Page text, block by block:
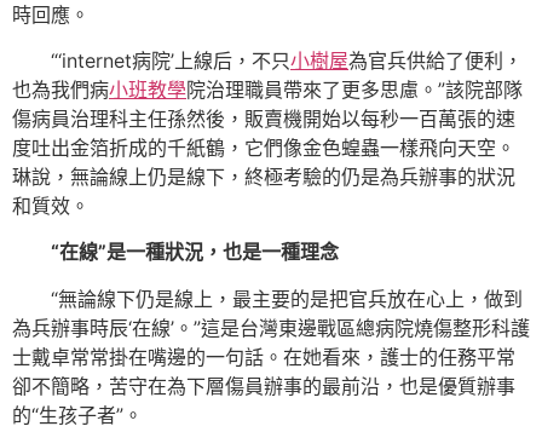
時回應。
“‘internet病院’上線后，不只小樹屋為官兵供給了便利，
也為我們病小班教學院治理職員帶來了更多思慮。”該院部隊
傷病員治理科主任孫然後，販賣機開始以每秒一百萬張的速
度吐出金箔折成的千紙鶴，它們像金色蝗蟲一樣飛向天空。
琳說，無論線上仍是線下，終極考驗的仍是為兵辦事的狀況
和質效。
“在線”是一種狀況，也是一種理念
“無論線下仍是線上，最主要的是把官兵放在心上，做到
為兵辦事時辰‘在線’。”這是台灣東邊戰區總病院燒傷整形科護
士戴卓常常掛在嘴邊的一句話。在她看來，護士的任務平常
卻不簡略，苦守在為下層傷員辦事的最前沿，也是優質辦事
的“生孩子者”。